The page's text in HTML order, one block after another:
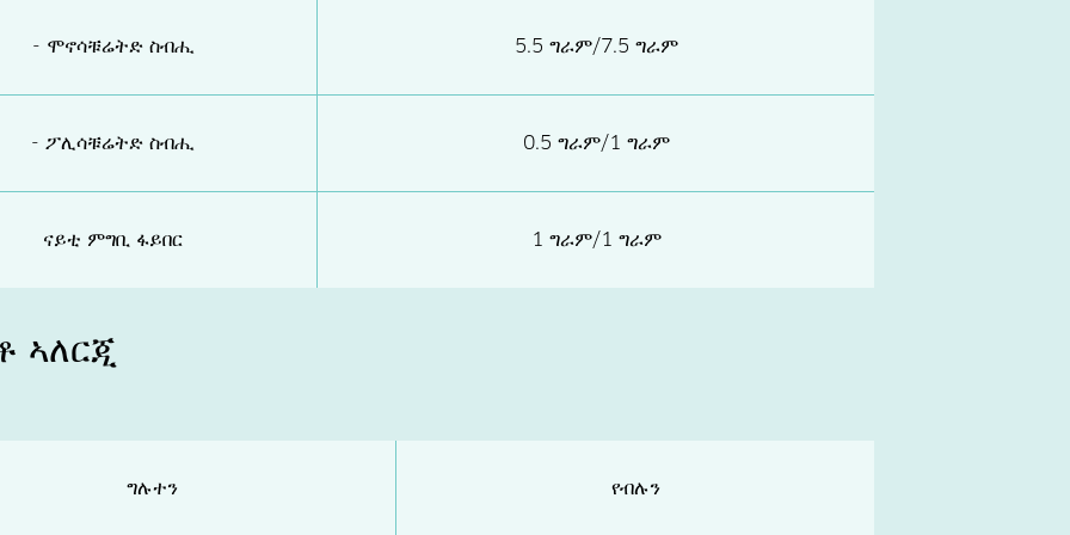
- ሞኖሳቹሬትድ ስብሒ 5.5 ግራም/7.5 ግራም
- ፖሊሳቹሬትድ ስብሒ 0.5 ግራም/1 ግራም
ናይቲ ምግቢ ፋይበር 1 ግራም/1 ግራም
ኣለርጂ
ግሉተን የብሉን